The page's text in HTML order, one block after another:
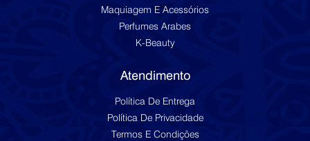
Maquiagem E Acessórios
Perfumes Arabes
K-Beauty
Atendimento
Política De Entrega
Política De Privacidade
Termos E Condições